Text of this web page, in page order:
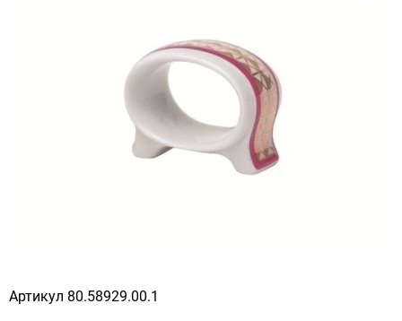
Артикул 80.58929.00.1